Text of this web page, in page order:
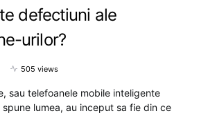
defectiuni ale
urilor?
505 views
sau telefoanele mobile inteligente
lumea, au inceput sa fie din ce